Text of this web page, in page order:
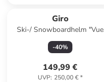
Giro
Ski-/ Snowboardhelm "Vue
Mips" in Grau/ Silber
-40%
149,99 €
UVP: 250,00 €*